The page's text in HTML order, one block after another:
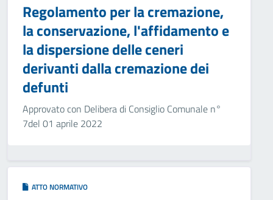
Regolamento per la cremazione,
la conservazione, l'affidamento e
la dispersione delle ceneri
derivanti dalla cremazione dei
defunti
Approvato con Delibera di Consiglio Comunale n°
7del 01 aprile 2022
ATTO NORMATIVO